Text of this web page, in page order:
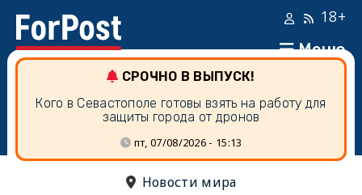
Меню
18+
СРОЧНО В ВЫПУСК!
Кого в Севастополе готовы взять на работу для
защиты города от дронов
пт, 07/08/2026 - 15:13
Новости мира